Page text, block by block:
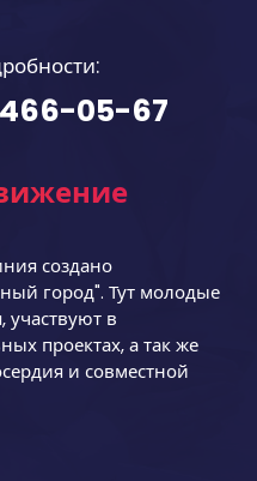
05-67
создано
город". Тут молодые
участвуют в
проектах, а так же
и совместной